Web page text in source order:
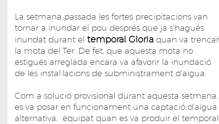
La setmana passada les fortes precipitacions van
tornar a inundar el pou després que ja s'hagués
inundat durant el temporal Gloria quan va trencar
la mota del Ter. De fet, que aquesta mota no
estigués arreglada encara va afavorir la inundació
de les instal·lacions de subministrament d'aigua.
Com a solució provisional durant aquesta setmana,
es va posar en funcionament una captació d’aigua
alternativa, equipat quan es va produir el temporal